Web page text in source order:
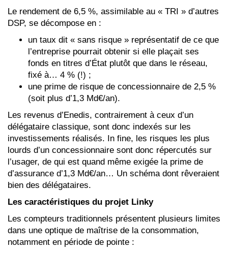
Le rendement de 6,5 %, assimilable au « TRI » d’autres
DSP, se décompose en :
un taux dit « sans risque » représentatif de ce que
l’entreprise pourrait obtenir si elle plaçait ses
fonds en titres d’État plutôt que dans le réseau,
fixé à… 4 % (!) ;
une prime de risque de concessionnaire de 2,5 %
(soit plus d’1,3 Md€/an).
Les revenus d’Enedis, contrairement à ceux d’un
délégataire classique, sont donc indexés sur les
investissements réalisés. In fine, les risques les plus
lourds d’un concessionnaire sont donc répercutés sur
l’usager, de qui est quand même exigée la prime de
d’assurance d’1,3 Md€/an… Un schéma dont rêveraient
bien des délégataires.
Les caractéristiques du projet Linky
Les compteurs traditionnels présentent plusieurs limites
dans une optique de maîtrise de la consommation,
notamment en période de pointe :